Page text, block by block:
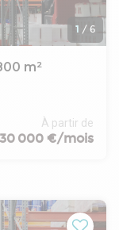
1 / 6
m²
À partir de
30 000 €/mois